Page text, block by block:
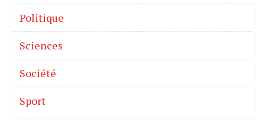
Politique
Sciences
Société
Sport